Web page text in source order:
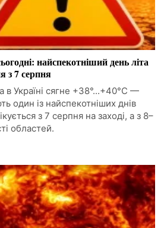
найспекотніший день літа
з 7 серпня
в Україні сягне +38°...+40°С —
один із найспекотніших днів
з 7 серпня на заході, а з 8–
областей.